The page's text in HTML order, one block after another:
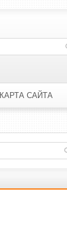
КАРТА САЙТА